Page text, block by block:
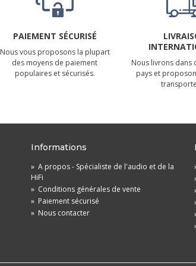
PAIEMENT SÉCURISÉ
Nous vous proposons la plupart
des moyens de paiement
populaires et sécurisés.
Nous livrons dans
pays et
Informations
» A propos - Spécialiste de l'audio et de la
HiFi
» Conditions générales de vente
» Paiement sécurisé
» Nous contacter